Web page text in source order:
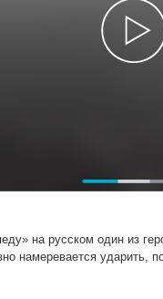
на русском один из
намеревается ударить,